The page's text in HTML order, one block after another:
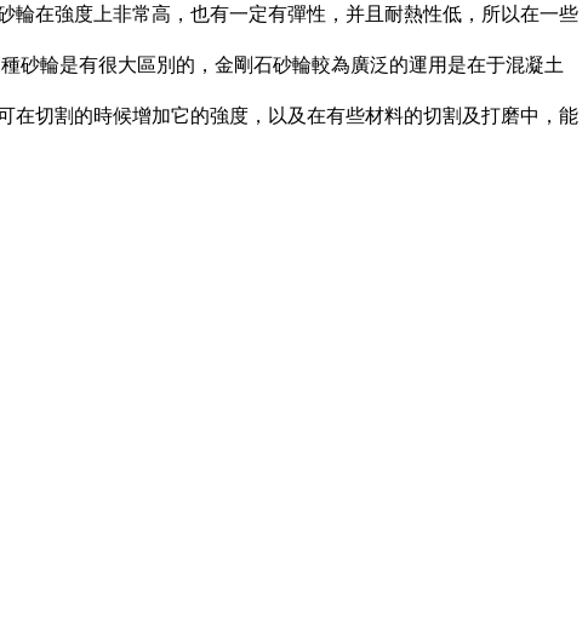
在強度上非常高，也有一定有彈性，并且耐熱性低，所以在一些
砂輪是有很大區別的，金剛石砂輪較為廣泛的運用是在于混凝土
切割的時候增加它的強度，以及在有些材料的切割及打磨中，能